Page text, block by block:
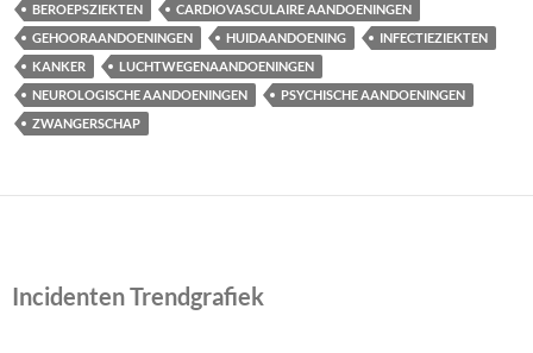
BEROEPSZIEKTEN
CARDIOVASCULAIRE AANDOENINGEN
GEHOORAANDOENINGEN
HUIDAANDOENING
INFECTIEZIEKTEN
KANKER
LUCHTWEGENAANDOENINGEN
NEUROLOGISCHE AANDOENINGEN
PSYCHISCHE AANDOENINGEN
ZWANGERSCHAP
Incidenten Trendgrafiek